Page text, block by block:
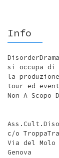
Info
si occupa di
la
tour ed
Non A Scopo
c/o
Via del Molo
Genova